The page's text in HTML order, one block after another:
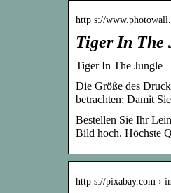
http s://
Tiger In The
Tiger In The Jungle
Die Größe des
betrachten: Damit
Bestellen Sie Ihr
Bild hoch. Höchste
http s://pixabay.com ›